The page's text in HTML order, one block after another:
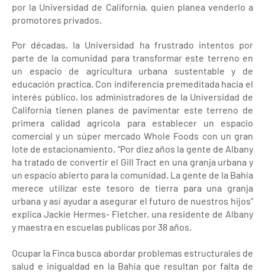
por la Universidad de California, quien planea venderlo a
promotores privados.
Por décadas, la Universidad ha frustrado intentos por
parte de la comunidad para transformar este terreno en
un espacio de agricultura urbana sustentable y de
educación practica. Con indiferencia premeditada hacia el
interés público, los administradores de la Universidad de
California tienen planes de pavimentar este terreno de
primera calidad agrícola para establecer un espacio
comercial y un súper mercado Whole Foods con un gran
lote de estacionamiento. “Por diez años la gente de Albany
ha tratado de convertir el Gill Tract en una granja urbana y
un espacio abierto para la comunidad. La gente de la Bahía
merece utilizar este tesoro de tierra para una granja
urbana y así ayudar a asegurar el futuro de nuestros hijos”
explica Jackie Hermes- Fletcher, una residente de Albany
y maestra en escuelas publicas por 38 años.
Ocupar la Finca busca abordar problemas estructurales de
salud e inigualdad en la Bahía que resultan por falta de